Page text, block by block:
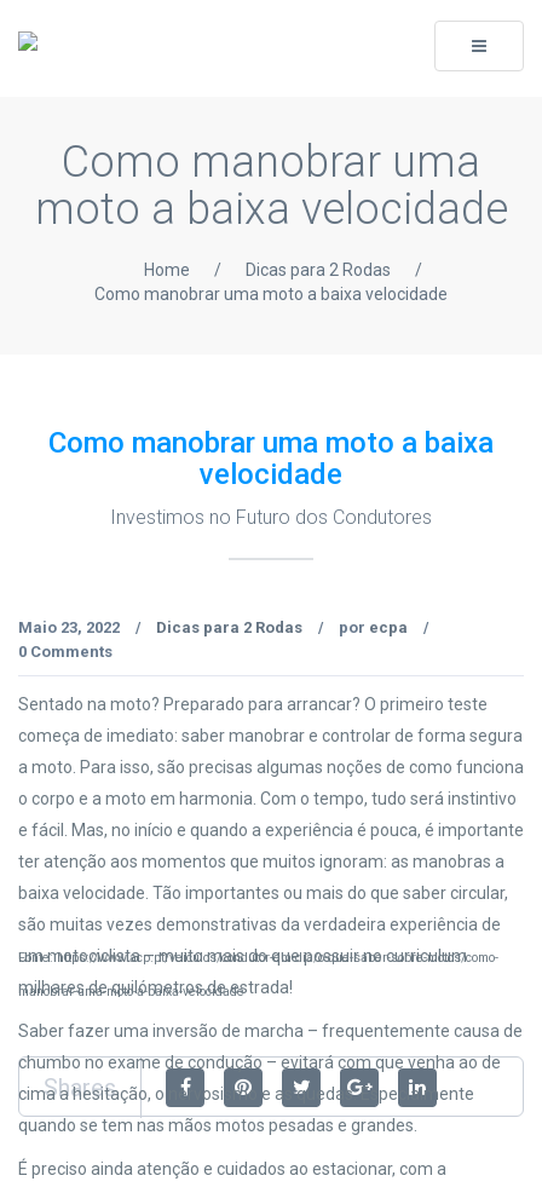
Toggle
Como manobrar uma
moto a baixa velocidade
Home / Dicas para 2 Rodas
/
Como manobrar uma moto a baixa velocidade
Como manobrar uma moto a baixa
velocidade
Investimos no Futuro dos Condutores
Maio 23, 2022 / Dicas para 2 Rodas / por ecpa /
0 Comments
Sentado na moto? Preparado para arrancar? O primeiro teste
começa de imediato: saber manobrar e controlar de forma segura
a moto. Para isso, são precisas algumas noções de como funciona
o corpo e a moto em harmonia. Com o tempo, tudo será instintivo
e fácil. Mas, no início e quando a experiência é pouca, é importante
ter atenção aos momentos que muitos ignoram: as manobras a
baixa velocidade. Tão importantes ou mais do que saber circular,
são muitas vezes demonstrativas da verdadeira experiência de
um motociclista – muito mais do que possuir no curriculum
milhares de quilómetros de estrada!
Saber fazer uma inversão de marcha – frequentemente causa de
chumbo no exame de condução – evitará com que venha ao de
cima a hesitação, o nervosismo e as quedas. Especialmente
quando se tem nas mãos motos pesadas e grandes.
É preciso ainda atenção e cuidados ao estacionar, com a
Fonte: https://www.acp.pt/veiculos/condutor-em-dia/o-que-saber-sobre-motos/como-
manobrar-uma-moto-a-baixa-velocidade
Shares